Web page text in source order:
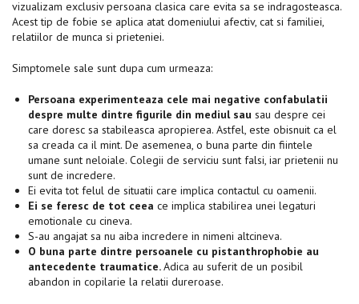
vizualizam exclusiv persoana clasica care evita sa se indragosteasca.
Acest tip de fobie se aplica atat domeniului afectiv, cat si familiei,
relatiilor de munca si prieteniei.
Simptomele sale sunt dupa cum urmeaza:
Persoana experimenteaza cele mai negative confabulatii
despre multe dintre figurile din mediul sau sau despre cei
care doresc sa stabileasca apropierea. Astfel, este obisnuit ca el
sa creada ca il mint. De asemenea, o buna parte din fiintele
umane sunt neloiale. Colegii de serviciu sunt falsi, iar prietenii nu
sunt de incredere.
Ei evita tot felul de situatii care implica contactul cu oamenii.
Ei se feresc de tot ceea ce implica stabilirea unei legaturi
emotionale cu cineva.
S-au angajat sa nu aiba incredere in nimeni altcineva.
O buna parte dintre persoanele cu pistanthrophobie au
antecedente traumatice.Adica au suferit de un posibil
abandon in copilarie la relatii dureroase.